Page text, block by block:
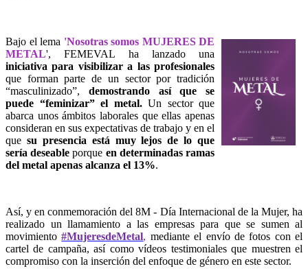
Bajo el lema 'Nosotras somos MUJERES DE
METAL', FEMEVAL ha lanzado una
iniciativa para visibilizar a las profesionales
que forman parte de un sector por tradición
“masculinizado”, demostrando así que se
puede “feminizar” el metal.Un sector que
abarca unos ámbitos laborales que ellas apenas
consideran en sus expectativas de trabajo y en el
que su presencia está muy lejos de lo que
sería deseable porque en determinadas ramas
del metal apenas alcanza el 13%.
Así, y en conmemoración del 8M - Día Internacional de la Mujer, ha
realizado un llamamiento a las empresas para que se sumen al
movimiento#MujeresdeMetal, mediante el envío de fotos con el
cartel de campaña, así como vídeos testimoniales que muestren el
compromiso con la inserción del enfoque de género en este sector.